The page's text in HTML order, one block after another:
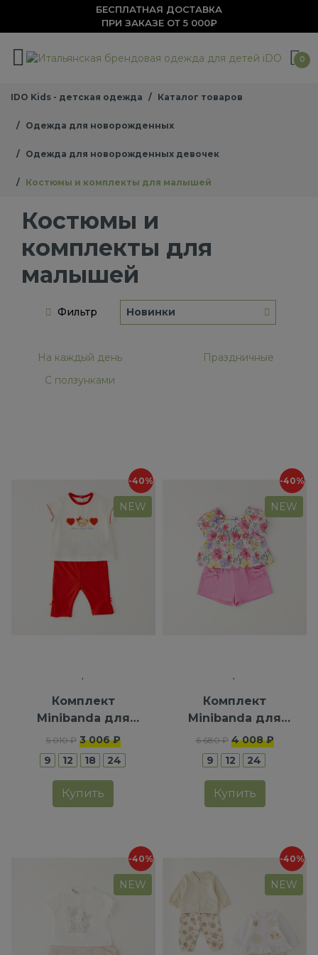
БЕСПЛАТНАЯ ДОСТАВКА
ПРИ ЗАКАЗЕ ОТ 5 000₽
0
IDO Kids - детская одежда Каталог товаров
Одежда для новорожденных
Одежда для новорожденных девочек
Костюмы и комплекты для малышей
Костюмы и
комплекты для
малышей
Фильтр Новинки
На каждый день
Праздничные
С ползунками
-40%
NEW
Комплект
Minibanda для
девочек
5 010 ₽ 3 006 ₽
9
12 18 24
Купить
-40%
NEW
Комплект
Minibanda для
девочек
6 680 ₽ 4 008 ₽
9
12 24
Купить
-40%
NEW
-40%
NEW